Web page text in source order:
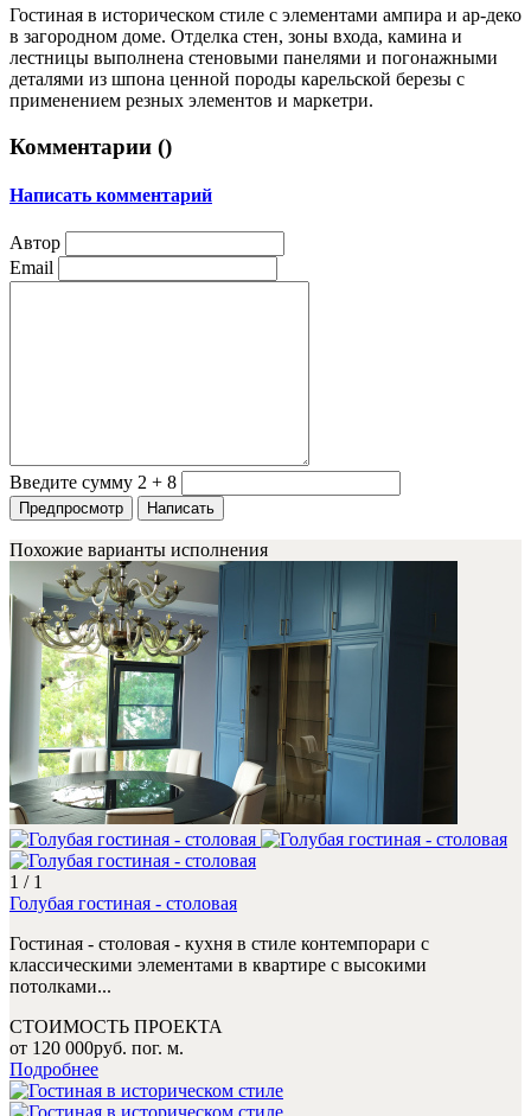
Гостиная в историческом стиле с элементами ампира и ар-деко
в загородном доме. Отделка стен, зоны входа, камина и
лестницы выполнена стеновыми панелями и погонажными
деталями из шпона ценной породы карельской березы с
применением резных элементов и маркетри.
Комментарии ()
Написать комментарий
Автор
Email
Введите сумму 2 + 8
Похожие варианты исполнения
1 / 1
Голубая гостиная - столовая
Гостиная - столовая - кухня в стиле контемпорари с
классическими элементами в квартире с высокими
потолками...
СТОИМОСТЬ ПРОЕКТА
от 120 000руб. пог. м.
Подробнее